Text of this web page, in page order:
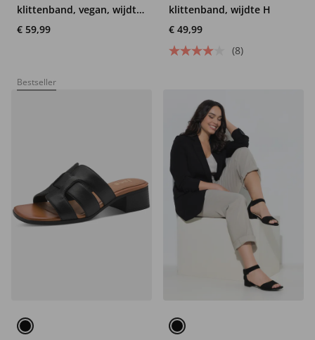
klittenband, vegan, wijdte
F 1/2
€ 59,99
klittenband, wijdte H
€ 49,99
(8)
Bestseller